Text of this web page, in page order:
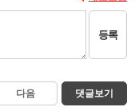
등록
다음 댓글보기